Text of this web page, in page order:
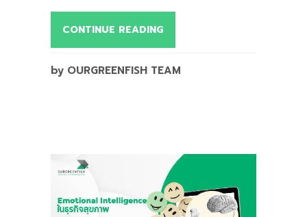
CONTINUE READING
by OURGREENFISH TEAM